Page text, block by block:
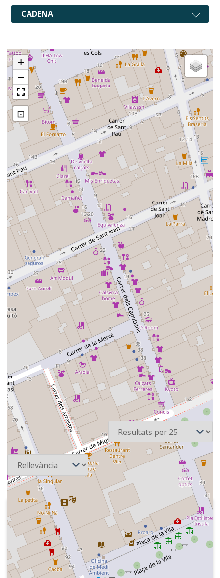
CADENA
+
−
⊡
2 recursos Per pàgina
Ordena
1996-05-30
Onda Diez - Déjate besar
Indicatiu de la ràdio, careta, presentació
del programa amb un agraïment a
Esperanza i diàleg dels presentadors,
equip i tema musical.